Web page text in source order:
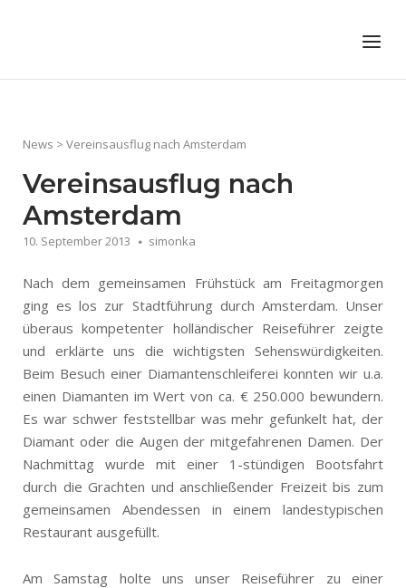
Menu
News > Vereinsausflug nach Amsterdam
Vereinsausflug nach
Amsterdam
10. September 2013 simonka
Nach dem gemeinsamen Frühstück am Freitagmorgen
ging es los zur Stadtführung durch Amsterdam. Unser
überaus kompetenter holländischer Reiseführer zeigte
und erklärte uns die wichtigsten Sehenswürdigkeiten.
Beim Besuch einer Diamantenschleiferei konnten wir u.a.
einen Diamanten im Wert von ca. € 250.000 bewundern.
Es war schwer feststellbar was mehr gefunkelt hat, der
Diamant oder die Augen der mitgefahrenen Damen. Der
Nachmittag wurde mit einer 1-stündigen Bootsfahrt
durch die Grachten und anschließender Freizeit bis zum
gemeinsamen Abendessen in einem landestypischen
Restaurant ausgefüllt.
Am Samstag holte uns unser Reiseführer zu einer